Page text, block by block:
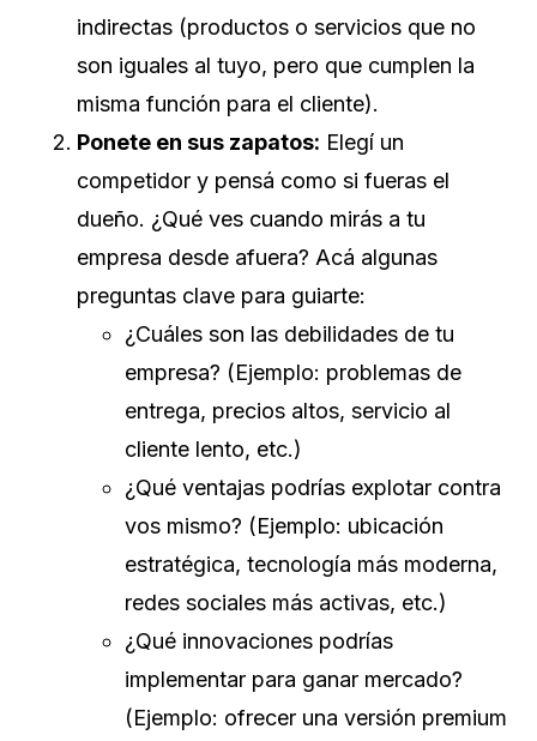
indirectas (productos o servicios que no
son iguales al tuyo, pero que cumplen la
misma función para el cliente).
Ponete en sus zapatos: Elegí un
competidor y pensá como si fueras el
dueño. ¿Qué ves cuando mirás a tu
empresa desde afuera? Acá algunas
preguntas clave para guiarte:
¿Cuáles son las debilidades de tu
empresa? (Ejemplo: problemas de
entrega, precios altos, servicio al
cliente lento, etc.)
¿Qué ventajas podrías explotar contra
vos mismo? (Ejemplo: ubicación
estratégica, tecnología más moderna,
redes sociales más activas, etc.)
¿Qué innovaciones podrías
implementar para ganar mercado?
(Ejemplo: ofrecer una versión premium